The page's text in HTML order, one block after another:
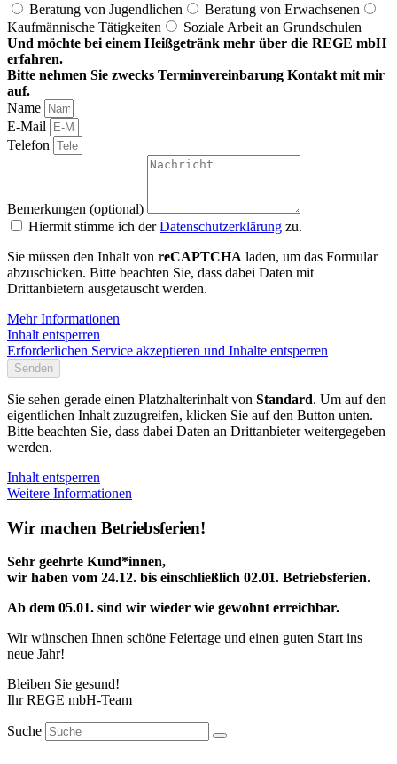
Beratung von Jugendlichen
Beratung von Erwachsenen
Kaufmännische Tätigkeiten
Soziale Arbeit an Grundschulen
Und möchte bei einem Heißgetränk mehr über die REGE mbH
erfahren.
Bitte nehmen Sie zwecks Terminvereinbarung Kontakt mit mir
auf.
Name
E-Mail
Telefon
Bemerkungen (optional)
Hiermit stimme ich derDatenschutzerklärung zu.
Sie müssen den Inhalt von reCAPTCHA laden, um das Formular
abzuschicken. Bitte beachten Sie, dass dabei Daten mit
Drittanbietern ausgetauscht werden.
Mehr Informationen
Inhalt entsperren
Erforderlichen Service akzeptieren und Inhalte entsperren
Senden
Sie sehen gerade einen Platzhalterinhalt von Standard. Um auf den
eigentlichen Inhalt zuzugreifen, klicken Sie auf den Button unten.
Bitte beachten Sie, dass dabei Daten an Drittanbieter weitergegeben
werden.
Inhalt entsperren
Weitere Informationen
Wir machen Betriebsferien!
Sehr geehrte Kund*innen,
wir haben vom 24.12. bis einschließlich 02.01. Betriebsferien.
Ab dem 05.01. sind wir wieder wie gewohnt erreichbar.
Wir wünschen Ihnen schöne Feiertage und einen guten Start ins
neue Jahr!
Bleiben Sie gesund!
Ihr REGE mbH-Team
Suche